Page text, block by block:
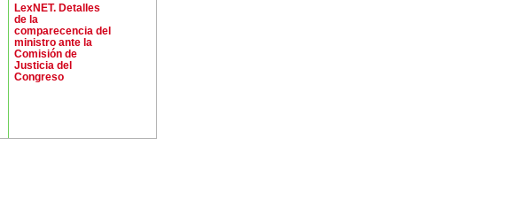
LexNET. Detalles
de la
comparecencia del
ministro ante la
Comisión de
Justicia del
Congreso